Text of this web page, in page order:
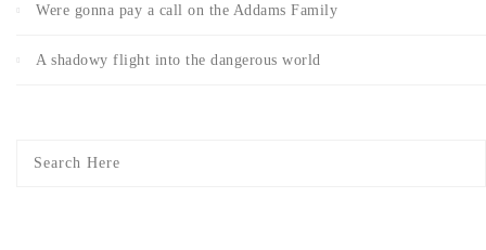
Were gonna pay a call on the Addams Family
A shadowy flight into the dangerous world